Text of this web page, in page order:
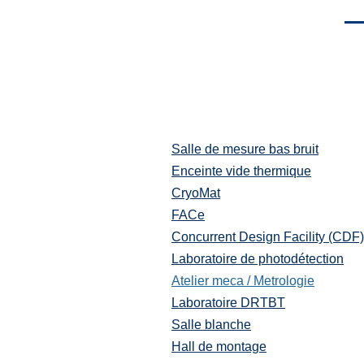
Plateformes
techniques
Salle de mesure bas bruit
Enceinte vide thermique
CryoMat
FACe
Concurrent Design Facility (CDF)
Laboratoire de photodétection
Atelier meca / Metrologie
Laboratoire DRTBT
Salle blanche
Hall de montage